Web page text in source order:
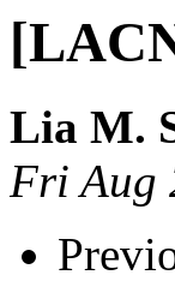
Lia M.
Fri Aug